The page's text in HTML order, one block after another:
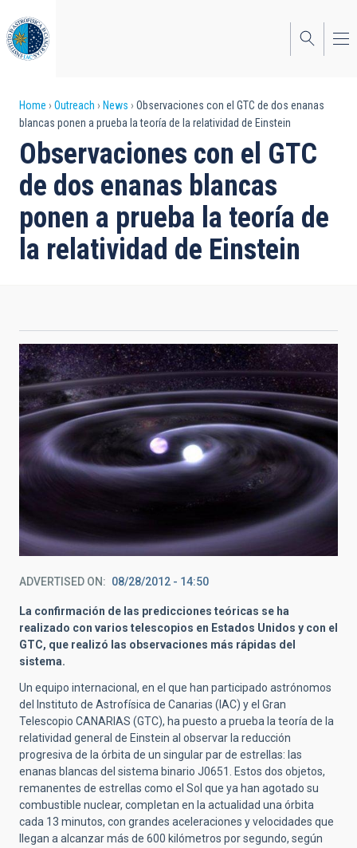
to
main
content
Breadcrumb
Home Outreach News
Observaciones con el GTC de dos enanas
blancas ponen a prueba la teoría de la relatividad de Einstein
Observaciones con el GTC
de dos enanas blancas
ponen a prueba la teoría de
la relatividad de Einstein
ADVERTISED ON 08/28/2012 - 14:50
La confirmación de las predicciones teóricas se ha
realizado con varios telescopios en Estados Unidos y con el
GTC, que realizó las observaciones más rápidas del
sistema.
Un equipo internacional, en el que han participado astrónomos
del Instituto de Astrofísica de Canarias (IAC) y el Gran
Telescopio CANARIAS (GTC), ha puesto a prueba la teoría de la
relatividad general de Einstein al observar la reducción
progresiva de la órbita de un singular par de estrellas: las
enanas blancas del sistema binario J0651. Estos dos objetos,
remanentes de estrellas como el Sol que ya han agotado su
combustible nuclear, completan en la actualidad una órbita
cada 13 minutos, con grandes aceleraciones y velocidades que
llegan a alcanzar más de 600 kilómetros por segundo, según